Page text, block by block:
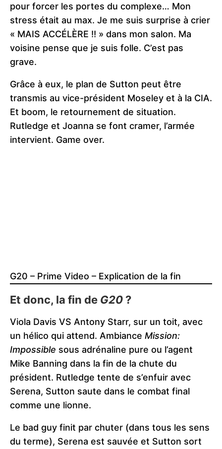
pour forcer les portes du complexe… Mon
stress était au max. Je me suis surprise à crier
« MAIS ACCÉLÈRE !! » dans mon salon. Ma
voisine pense que je suis folle. C’est pas
grave.
Grâce à eux, le plan de Sutton peut être
transmis au vice-président Moseley et à la CIA.
Et boom, le retournement de situation.
Rutledge et Joanna se font cramer, l’armée
intervient. Game over.
G20 – Prime Video – Explication de la fin
Et donc, la fin de G20 ?
Viola Davis VS Antony Starr, sur un toit, avec
un hélico qui attend. Ambiance Mission:
Impossible sous adrénaline pure ou l’agent
Mike Banning dans la fin de la chute du
président. Rutledge tente de s’enfuir avec
Serena, Sutton saute dans le combat final
comme une lionne.
Le bad guy finit par chuter (dans tous les sens
du terme), Serena est sauvée et Sutton sort